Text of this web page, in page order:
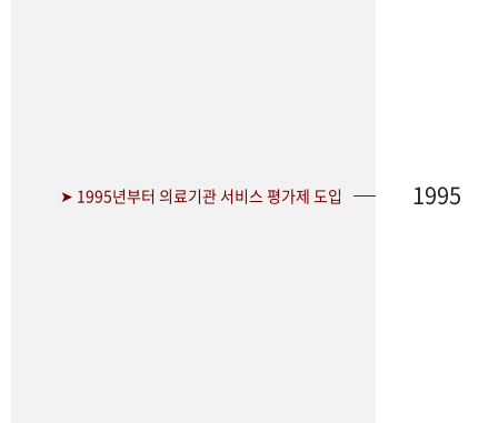
➤ 1995년부터 의료기관 서비스 평가제 도입 1995